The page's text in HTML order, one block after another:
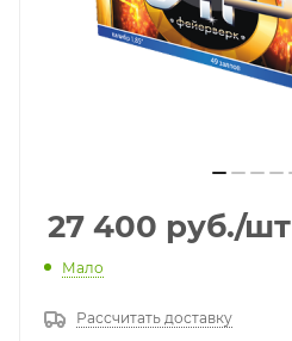
27 400 руб./шт
Мало
Рассчитать доставку